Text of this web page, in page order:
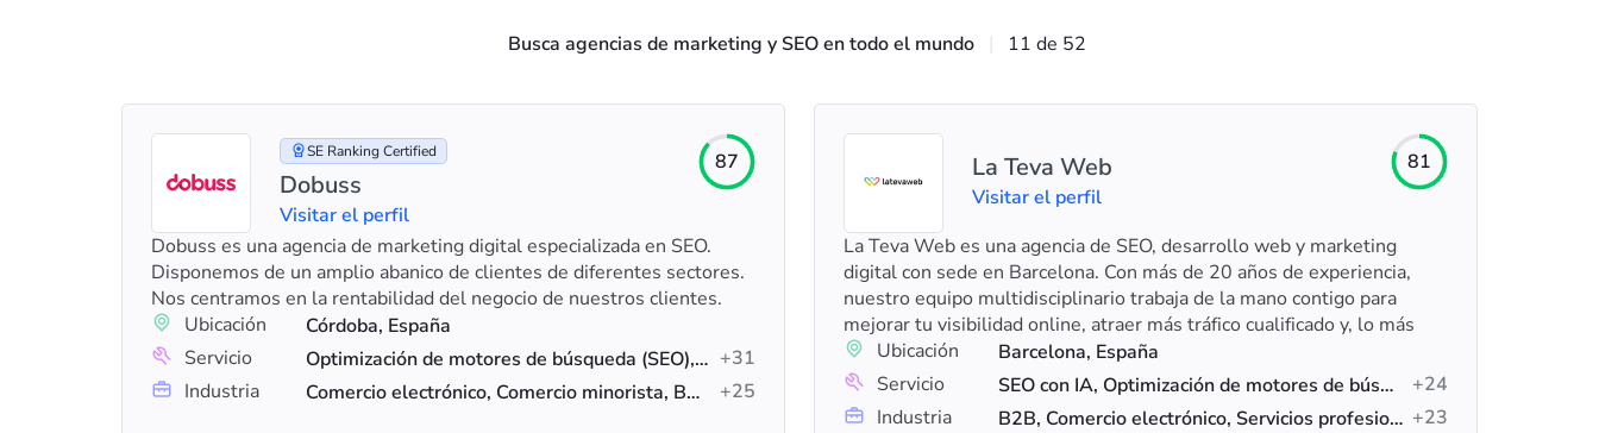
Busca agencias de marketing y SEO en todo el mundo 11 de 52
SE Ranking Certified
Dobuss
Visitar el perfil
87
Dobuss es una agencia de marketing digital especializada en SEO.
Disponemos de un amplio abanico de clientes de diferentes sectores.
Nos centramos en la rentabilidad del negocio de nuestros clientes.
Ubicación
Córdoba, España
Servicio
Optimización de motores de búsqueda (SEO), SEO local, Auditoría SEO +31
Industria
Comercio electrónico, Comercio minorista, B2B +25
La Teva Web
Visitar el perfil
81
La Teva Web es una agencia de SEO, desarrollo web y marketing
digital con sede en Barcelona. Con más de 20 años de experiencia,
nuestro equipo multidisciplinario trabaja de la mano contigo para
mejorar tu visibilidad online, atraer más tráfico cualificado y, lo más
importante, aumentar tus conversiones.
Ubicación
Barcelona, España
Servicio
SEO con IA, Optimización de motores de búsqueda (SEO), Diseño web
+24
Industria
B2B, Comercio electrónico, Servicios profesionales +23